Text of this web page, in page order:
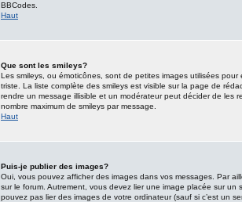
BBCodes.
Haut
Que sont les smileys?
Les smileys, ou émoticônes, sont de petites images utilisées
triste. La liste complète des smileys est visible sur la page de
rendre un message illisible et un modérateur peut décider de les
nombre maximum de smileys par message.
Haut
Puis-je publier des images?
Oui, vous pouvez afficher des images dans vos messages. Par
sur le forum. Autrement, vous devez lier une image placée sur
pouvez pas lier des images de votre ordinateur (sauf si c’est un